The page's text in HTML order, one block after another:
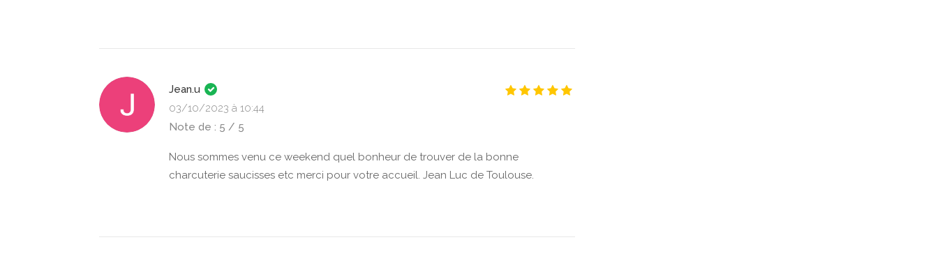
Jean.u
03/10/2023 à 10:44
Note de : 5 / 5
Nous sommes venu ce weekend quel bonheur de trouver de la bonne
charcuterie saucisses etc merci pour votre accueil. Jean Luc de Toulouse.